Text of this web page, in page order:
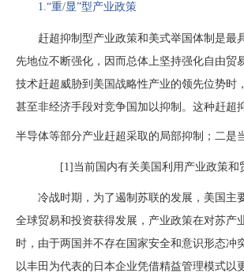
1.“重/显”型产业政策
赶超抑制型产业政策和美式举国体制是最
先地位不断强化，因而总体上坚持强化自由贸
技术赶超威胁到美国战略性产业的领先位势时
甚至非经济手段对竞争国加以抑制。这种赶超
半导体等部分产业赶超采取的局部抑制；二是
[1]当前国内有关美国利用产业政策
冷战时期，为了遏制苏联的发展，美国主
全球贸易和投资获得发展，产业政策在对苏产
时，由于两国并不存在国家安全和意识形态冲
以丰田为代表的日本企业凭借精益管理模式